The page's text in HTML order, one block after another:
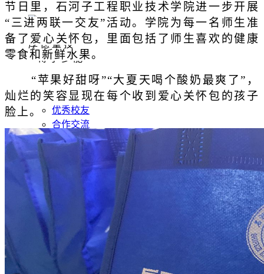
招生就业
厚 德 重 技
博 学 多 能
招生信息
就业服务
优秀校友
合作交流
服务指南
厚 德 重 技
博 学 多 能
智慧校园
学院校历
人才招聘
书记信箱
信息公开
节日里，石河子工程职业技术学院进一步开展
“三进两联一交友”活动。学院为每一名师生准
备了爱心关怀包，里面包括了师生喜欢的健康
零食和新鲜水果。
“苹果好甜呀”“大夏天喝个酸奶最爽了”，
灿烂的笑容显现在每个收到爱心关怀包的孩子
脸上。